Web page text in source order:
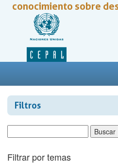
conocimiento sobre
Filtros
Filtrar por temas